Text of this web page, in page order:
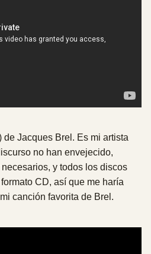
de Jacques Brel. Es mi artista
no han envejecido,
y todos los discos
CD, así que me haría
canción favorita de Brel.